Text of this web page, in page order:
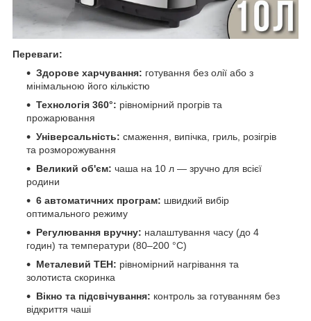
Переваги:
Здорове харчування: готування без олії або з
мінімальною його кількістю
Технологія 360°: рівномірний прогрів та
прожарювання
Універсальність: смаження, випічка, гриль, розігрів
та розморожування
Великий об'єм: чаша на 10 л — зручно для всієї
родини
6 автоматичних програм: швидкий вибір
оптимального режиму
Регулювання вручну: налаштування часу (до 4
годин) та температури (80–200 °C)
Металевий ТЕН: рівномірний нагрівання та
золотиста скоринка
Вікно та підсвічування: контроль за готуванням без
відкриття чаші